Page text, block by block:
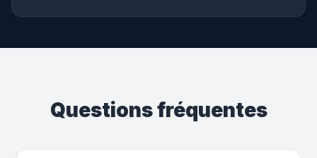
Questions fréquentes